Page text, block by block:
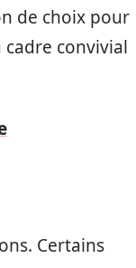
de choix pour
convivial
Certains